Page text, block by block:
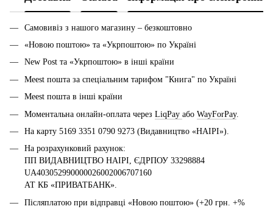
Самовивіз з нашого магазину – безкоштовно
«Новою поштою» та «Укрпоштою» по Україні
New Post та «Укрпоштою» в інші країни
Meest пошта за спеціальним тарифом "Книга" по Україні
Meest пошта в інші країни
Моментальна онлайн-оплата через LiqPay або WayForPay.
На карту 5169 3351 0790 9273 (Видавництво «НАІРІ»).
На розрахунковий рахунок:
ПП ВИДАВНИЦТВО НАІРІ, ЄДРПОУ 33298884
UA403052990000026002006707160
АТ КБ «ПРИВАТБАНК».
Післяплатою при відправці «Новою поштою» (+20 грн. +%